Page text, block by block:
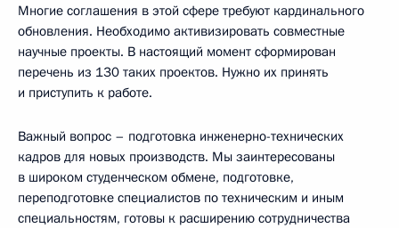
Многие соглашения в этой сфере требуют кардинального
обновления. Необходимо активизировать совместные
научные проекты. В настоящий момент сформирован
перечень из 130 таких проектов. Нужно их принять
и приступить к работе.
Важный вопрос – подготовка инженерно-технических
кадров для новых производств. Мы заинтересованы
в широком студенческом обмене, подготовке,
переподготовке специалистов по техническим и иным
специальностям, готовы к расширению сотрудничества